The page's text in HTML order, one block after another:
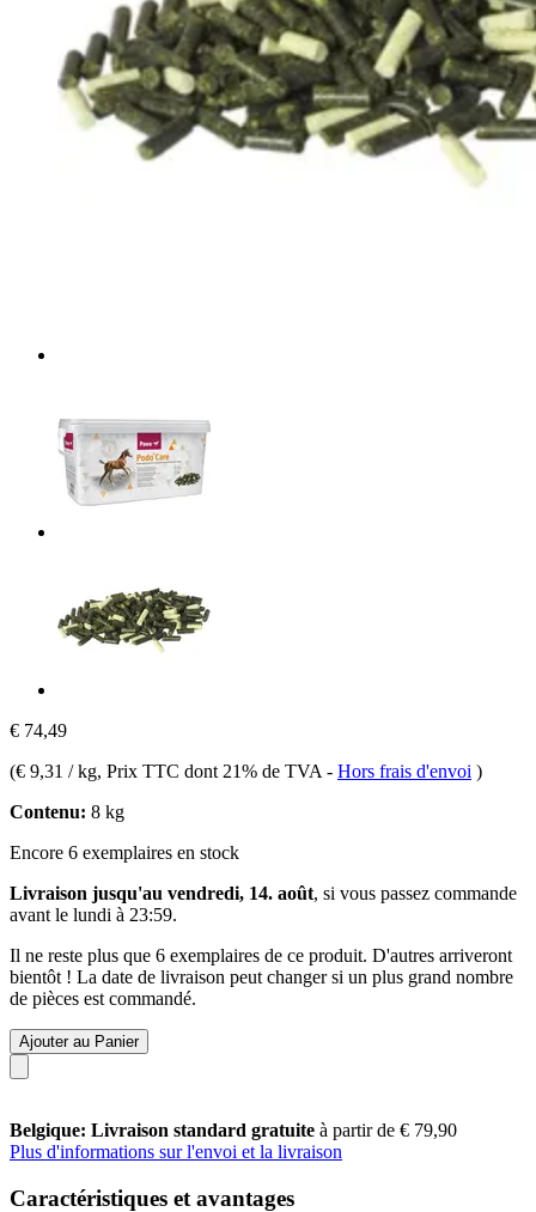
€ 74,49
(€ 9,31 / kg, Prix TTC dont 21% de TVA - Hors frais d'envoi )
Contenu: 8 kg
Encore 6 exemplaires en stock
Livraison jusqu'au vendredi, 14. août, si vous passez commande
avant le lundi à 23:59.
Il ne reste plus que 6 exemplaires de ce produit. D'autres arriveront
bientôt ! La date de livraison peut changer si un plus grand nombre
de pièces est commandé.
Ajouter au Panier
Belgique: Livraison standard gratuite à partir de € 79,90
Plus d'informations sur l'envoi et la livraison
Caractéristiques et avantages